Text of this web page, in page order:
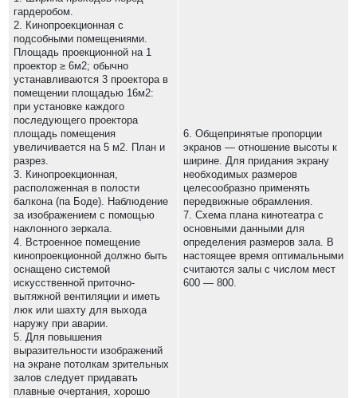
гардеробом.
2. Кинопроекционная с
подсобными помещениями.
Площадь проекционной на 1
проектор ≥ 6м2; обычно
устанавливаются 3 проектора в
помещении площадью 16м2:
при установке каждого
последующего проектора
площадь помещения
увеличивается на 5 м2. План и
разрез.
3. Кинопроекционная,
расположенная в полости
балкона (па Боде). Наблюдение
за изображением с помощью
наклонного зеркала.
4. Встроенное помещение
кинопроекционной должно быть
оснащено системой
искусственной приточно-
вытяжной вентиляции и иметь
люк или шахту для выхода
наружу при аварии.
5. Для повышения
выразительности изображений
на экране потолкам зрительных
залов следует придавать
плавные очертания, хорошо
6. Общепринятые пропорции
экранов — отношение высоты к
ширине. Для придания экрану
необходимых размеров
целесообразно применять
передвижные обрамления.
7. Схема плана кинотеатра с
основными данными для
определения размеров зала. В
настоящее время оптимальными
считаются залы с числом мест
600 — 800.